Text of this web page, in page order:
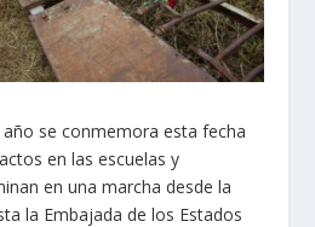
se conmemora esta fecha
en las escuelas y
en una marcha desde la
la Embajada de los Estados